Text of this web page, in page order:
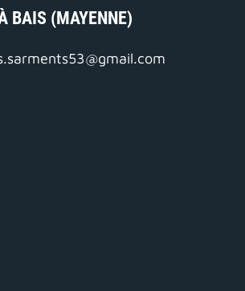
BAIS (MAYENNE)